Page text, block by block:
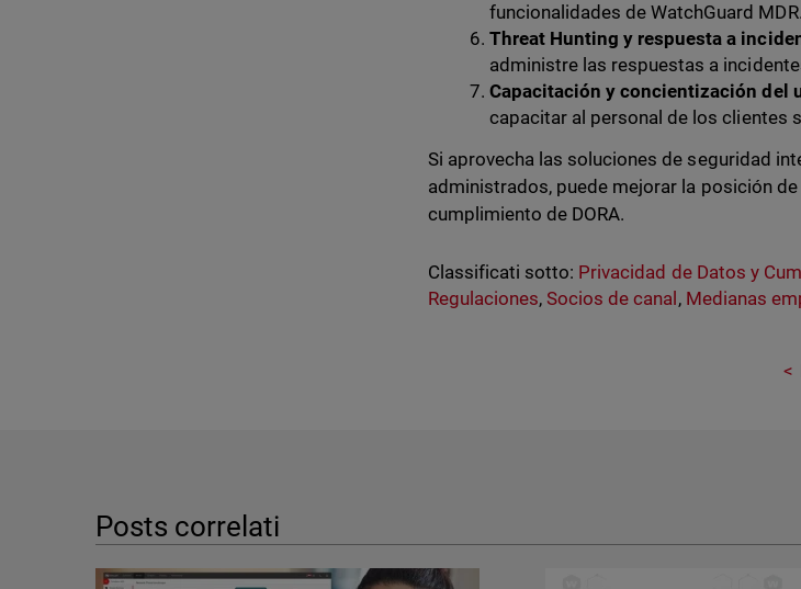
funcionalidades de WatchGuard MDR.
Threat Hunting y respuesta a
administre las respuestas a
Capacitación y concientización del
capacitar al personal de los clientes
Si aprovecha las soluciones de seguridad
administrados, puede mejorar la posición
cumplimiento de DORA.
Classificati sotto: Privacidad de Datos y
Regulaciones,Socios de canal , Medianas
Posts correlati